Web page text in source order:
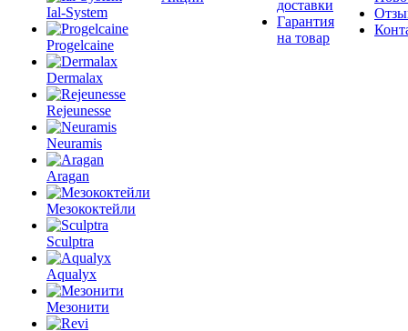
Ial-System
Progelcaine
Dermalax
Rejeunesse
Neuramis
Aragan
Мезококтейли
Sculptra
Aqualyx
Мезонити
доставки
Гарантия
на товар